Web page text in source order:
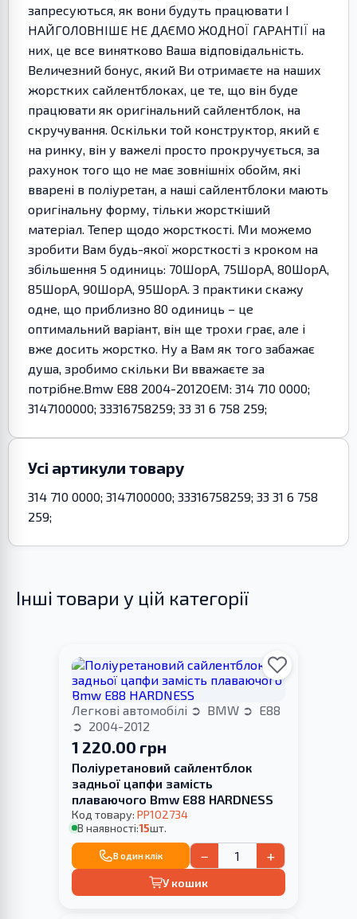
запресуються, як вони будуть працювати І
НАЙГОЛОВНІШЕ НЕ ДАЄМО ЖОДНОЇ ГАРАНТІЇ на
них, це все винятково Ваша відповідальність.
Величезний бонус, який Ви отримаєте на наших
жорстких сайлентблоках, це те, що він буде
працювати як оригінальний сайлентблок, на
скручування. Оскільки той конструктор, який є
на ринку, він у важелі просто прокручується, за
рахунок того що не має зовнішніх обойм, які
вварені в поліуретан, а наші сайлентблоки мають
оригінальну форму, тільки жорсткіший
матеріал. Тепер щодо жорсткості. Ми можемо
зробити Вам будь-якої жорсткості з кроком на
збільшення 5 одиниць: 70ШорА, 75ШорА, 80ШорА,
85ШорА, 90ШорА, 95ШорА. З практики скажу
одне, що приблизно 80 одиниць – це
оптимальний варіант, він ще трохи грає, але і
вже досить жорстко. Ну а Вам як того забажає
душа, зробимо скільки Ви вважаєте за
потрібне.Bmw E88 2004-2012OEM: 314 710 0000;
3147100000; 33316758259; 33 31 6 758 259;
Усі артикули товару
314 710 0000; 3147100000; 33316758259; 33 31 6 758
259;
Інші товари у цій категорії
Легкові автомобілі BMW
E88
2004-2012
1 220.00 грн
Поліуретановий сайлентблок
задньої цапфи замість
плаваючого Bmw E88 HARDNESS
Код товару: PP102734
В наявності:15шт.
В один клік − +
У кошик